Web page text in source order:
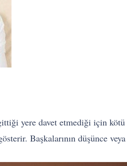
yere davet etmediği için
Başkalarının düşünce veya